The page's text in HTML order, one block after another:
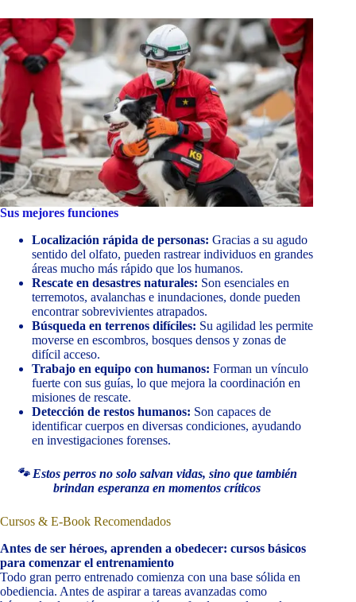
Sus mejores funciones
Localización rápida de personas: Gracias a su agudo
sentido del olfato, pueden rastrear individuos en grandes
áreas mucho más rápido que los humanos.
Rescate en desastres naturales: Son esenciales en
terremotos, avalanchas e inundaciones, donde pueden
encontrar sobrevivientes atrapados.
Búsqueda en terrenos difíciles: Su agilidad les permite
moverse en escombros, bosques densos y zonas de
difícil acceso.
Trabajo en equipo con humanos: Forman un vínculo
fuerte con sus guías, lo que mejora la coordinación en
misiones de rescate.
Detección de restos humanos: Son capaces de
identificar cuerpos en diversas condiciones, ayudando
en investigaciones forenses.
🐾 Estos perros no solo salvan vidas, sino que también
brindan esperanza en momentos críticos
Cursos & E-Book Recomendados
Antes de ser héroes, aprenden a obedecer: cursos básicos
para comenzar el entrenamiento
Todo gran perro entrenado comienza con una base sólida en
obediencia. Antes de aspirar a tareas avanzadas como